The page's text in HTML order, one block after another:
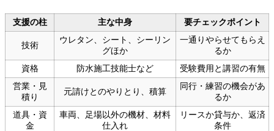
支援の柱 主な中身 要チェックポイント
技術
ウレタン、シート、シーリン
グほか
一通りやらせてもらえ
るか
資格
防水施工技能士など
受験費用と講習の有無
営業・見
積り
元請けとのやりとり、積算
同行・練習の機会があ
るか
道具・資
金
車両、足場以外の機材、材料
仕入れ
リースか貸与か、返済
条件